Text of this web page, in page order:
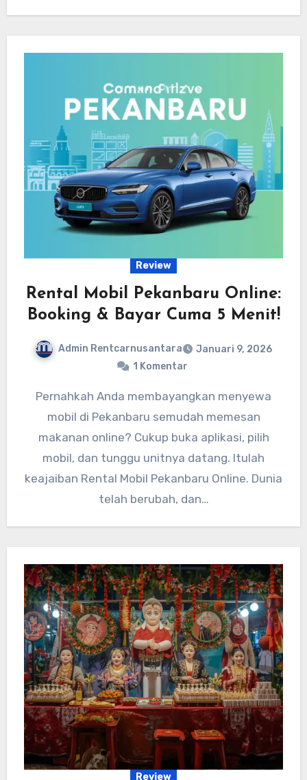
Review
Rental Mobil Pekanbaru Online:
Booking & Bayar Cuma 5 Menit!
Admin Rentcarnusantara
Januari 9, 2026
1 Komentar
Pernahkah Anda membayangkan menyewa
mobil di Pekanbaru semudah memesan
makanan online? Cukup buka aplikasi, pilih
mobil, dan tunggu unitnya datang. Itulah
keajaiban Rental Mobil Pekanbaru Online. Dunia
telah berubah, dan…
Review